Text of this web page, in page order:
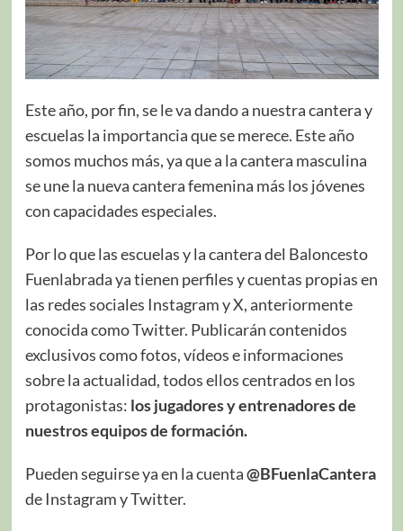
Este año, por fin, se le va dando a nuestra cantera y
escuelas la importancia que se merece. Este año
somos muchos más, ya que a la cantera masculina
se une la nueva cantera femenina más los jóvenes
con capacidades especiales.
Por lo que las escuelas y la cantera del Baloncesto
Fuenlabrada ya tienen perfiles y cuentas propias en
las redes sociales Instagram y X, anteriormente
conocida como Twitter. Publicarán contenidos
exclusivos como fotos, vídeos e informaciones
sobre la actualidad, todos ellos centrados en los
protagonistas: los jugadores y entrenadores de
nuestros equipos de formación.
Pueden seguirse ya en la cuenta@BFuenlaCantera
de Instagram y Twitter.